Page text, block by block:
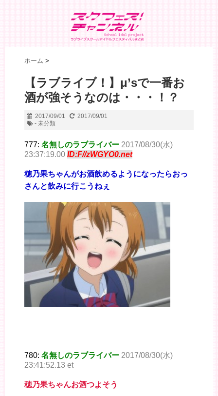
ホーム >
【ラブライブ！】μ’sで一番お
酒が強そうなのは・・・！？
2017/09/01
2017/09/01
- 未分類
777: 名無しのラブライバー 2017/08/30(水)
23:37:19.00 ID:F//zWGYO0.net
穂乃果ちゃんがお酒飲めるようになったらおっ
さんと飲みに行こうねぇ
780: 名無しのラブライバー 2017/08/30(水)
23:41:52.13 et
穂乃果ちゃんお酒つよそう